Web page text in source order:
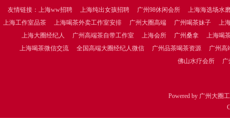
友情链接：上海ww招聘 上海纯出女孩招聘 广州98休闲会所
上海海选场水
上海工作室品茶
上海喝茶外卖工作室安排 广州大圈高端 广州喝茶妹子
上
上海大圈经纪人
广州高端茶自带工作室 上海会所 广州桑拿
上海喝
上海喝茶微信交流
全国高端大圈经纪人微信 广州品茶喝茶资源
广州高
佛山水疗会所
Powered by 广州大圈